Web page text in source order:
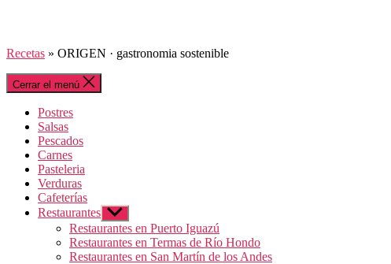
Recetas » ORIGEN · gastronomia sostenible
Cerrar el menú
Postres
Salsas
Pescados
Carnes
Pasteleria
Verduras
Cafeterías
Restaurantes Mostrar
el
submenú
Restaurantes en Puerto Iguazú
Restaurantes en Termas de Río Hondo
Restaurantes en San Martín de los Andes